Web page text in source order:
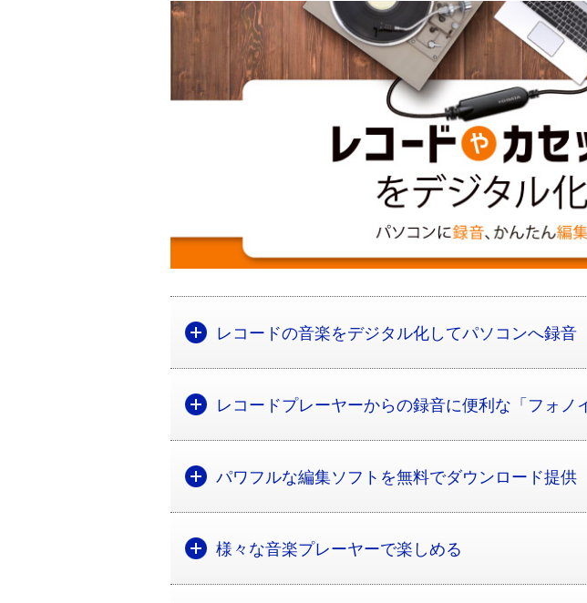
レコードの音楽をデジタル化してパソコンへ録音
レコードプレーヤーからの録音に便利な「フォノ
パワフルな編集ソフトを無料でダウンロード提供
様々な音楽プレーヤーで楽しめる